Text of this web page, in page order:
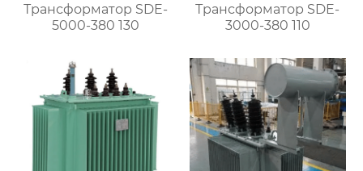
Трансформатор SDE-
5000-380 130
Трансформатор SDE-
3000-380 110